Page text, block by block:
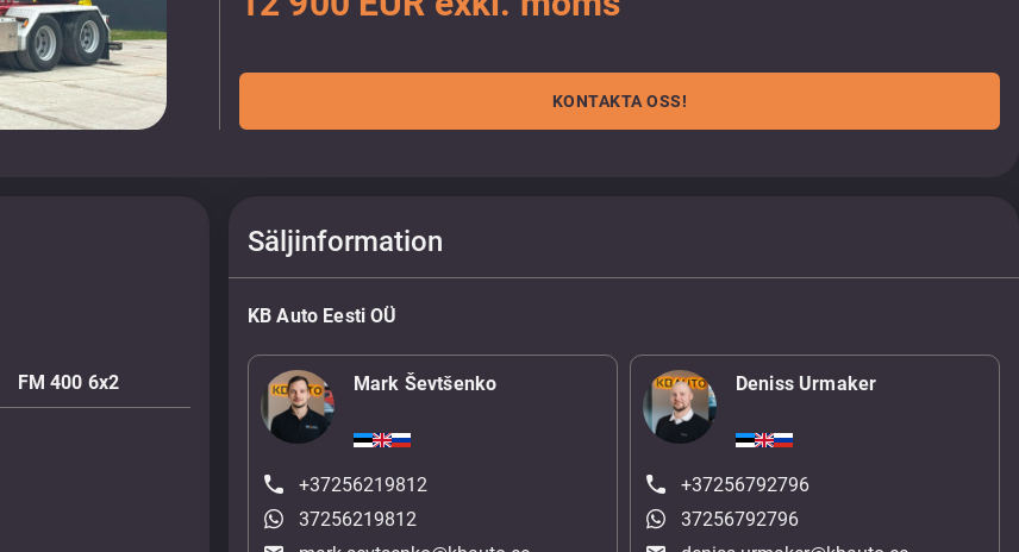
KONTAKTA OSS!
FM 400 6x2
Säljinformation
KB Auto Eesti OÜ
Mark Ševtšenko
+37256219812
37256219812
Deniss Urmaker
+37256792796
37256792796